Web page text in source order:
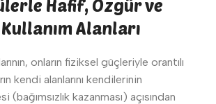
Hafif, Özgür ve
Alanları
onların fiziksel güçleriyle orantılı
kendi alanlarını kendilerinin
(bağımsızlık kazanması) açısından